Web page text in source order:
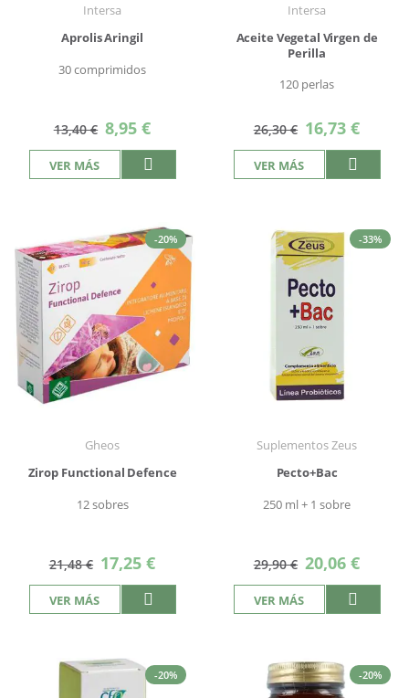
Intersa
Aprolis Aringil
30 comprimidos
13,40 € Precio
especial
8,95 €
VER MÁS
Intersa
Aceite Vegetal Virgen de
Perilla
120 perlas
26,30 € Precio
especial
16,73 €
VER MÁS
-20%
Gheos
Zirop Functional Defence
12 sobres
21,48 € Precio
especial
17,25 €
VER MÁS
-33%
Suplementos Zeus
Pecto+Bac
250 ml + 1 sobre
29,90 € Precio
especial
20,06 €
VER MÁS
-20% -20%